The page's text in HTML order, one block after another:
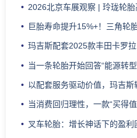
2026北京车展观察 | 玲珑轮胎高端配套亮眼，阿特拉斯助力智界V9领
巨胎寿命提升15%+！三角轮胎新型粘合防护
玛吉斯配套2025款丰田卡罗拉，读懂家用车轮胎的
当一条轮胎开始回答“能源转型”的问题——中国轮胎商务网解读赛轮全新一代
以配套服务驱动价值，玛吉斯轮胎获小鹏汽车“
当消费回归理性，一款“买得值”的家用胎应该是
叉车轮胎：增长神话下的盈利困境与经营者